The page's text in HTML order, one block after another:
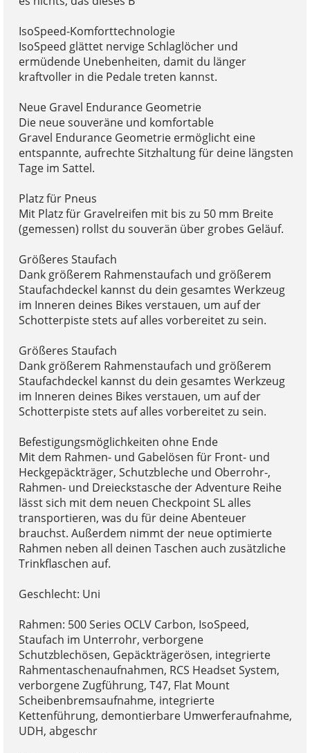
IsoSpeed-Komforttechnologie
IsoSpeed glättet nervige Schlaglöcher und
ermüdende Unebenheiten, damit du länger
kraftvoller in die Pedale treten kannst.
Neue Gravel Endurance Geometrie
Die neue souveräne und komfortable
Gravel Endurance Geometrie ermöglicht eine
entspannte, aufrechte Sitzhaltung für deine längsten
Tage im Sattel.
Platz für Pneus
Mit Platz für Gravelreifen mit bis zu 50 mm Breite
(gemessen) rollst du souverän über grobes Geläuf.
Größeres Staufach
Dank größerem Rahmenstaufach und größerem
Staufachdeckel kannst du dein gesamtes Werkzeug
im Inneren deines Bikes verstauen, um auf der
Schotterpiste stets auf alles vorbereitet zu sein.
Größeres Staufach
Dank größerem Rahmenstaufach und größerem
Staufachdeckel kannst du dein gesamtes Werkzeug
im Inneren deines Bikes verstauen, um auf der
Schotterpiste stets auf alles vorbereitet zu sein.
Befestigungsmöglichkeiten ohne Ende
Mit dem Rahmen- und Gabelösen für Front- und
Heckgepäckträger, Schutzbleche und Oberrohr-,
Rahmen- und Dreieckstasche der Adventure Reihe
lässt sich mit dem neuen Checkpoint SL alles
transportieren, was du für deine Abenteuer
brauchst. Außerdem nimmt der neue optimierte
Rahmen neben all deinen Taschen auch zusätzliche
Trinkflaschen auf.
Geschlecht: Uni
Rahmen: 500 Series OCLV Carbon, IsoSpeed,
Staufach im Unterrohr, verborgene
Schutzblechösen, Gepäckträgerösen, integrierte
Rahmentaschenaufnahmen, RCS Headset System,
verborgene Zugführung, T47, Flat Mount
Scheibenbremsaufnahme, integrierte
Kettenführung, demontierbare Umwerferaufnahme,
UDH, abgeschr